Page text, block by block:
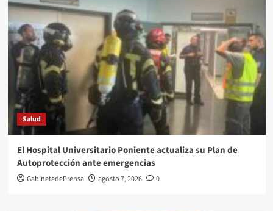
Salud
El Hospital Universitario Poniente actualiza su Plan de
Autoprotección ante emergencias
GabinetedePrensa agosto 7, 2026 0